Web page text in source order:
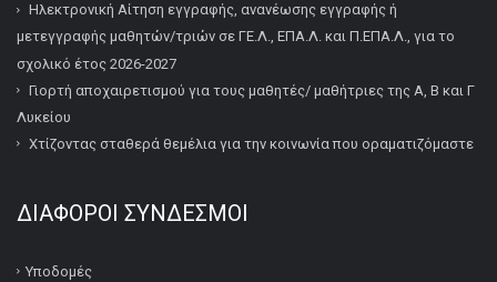
Ηλεκτρονική Αίτηση εγγραφής, ανανέωσης εγγραφής ή
μετεγγραφής μαθητών/τριών σε ΓΕ.Λ., ΕΠΑ.Λ. και Π.ΕΠΑ.Λ., για το
σχολικό έτος 2026-2027
Γιορτή αποχαιρετισμού για τους μαθητές/ μαθήτριες της Α, Β και Γ
Λυκείου
Χτίζοντας σταθερά θεμέλια για την κοινωνία που οραματιζόμαστε
ΔΙΆΦΟΡΟΙ ΣΎΝΔΕΣΜΟΙ
Υποδομές